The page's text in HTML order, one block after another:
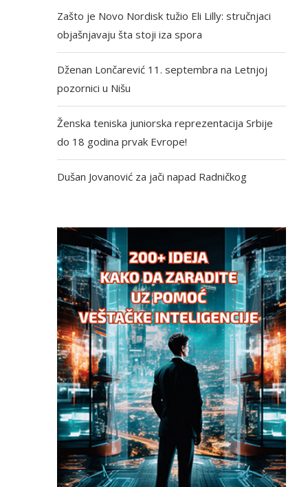
Zašto je Novo Nordisk tužio Eli Lilly: stručnjaci
objašnjavaju šta stoji iza spora
Dženan Lončarević 11. septembra na Letnjoj
pozornici u Nišu
Ženska teniska juniorska reprezentacija Srbije
do 18 godina prvak Evrope!
Dušan Jovanović za jači napad Radničkog